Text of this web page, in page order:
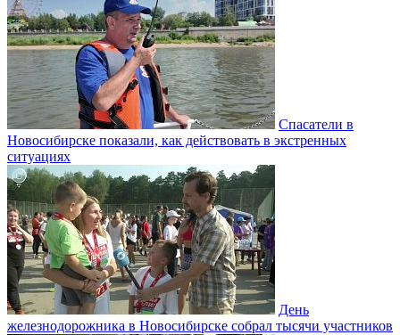
Спасатели в
Новосибирске показали, как действовать в экстренных
ситуациях
День
железнодорожника в Новосибирске собрал тысячи участников